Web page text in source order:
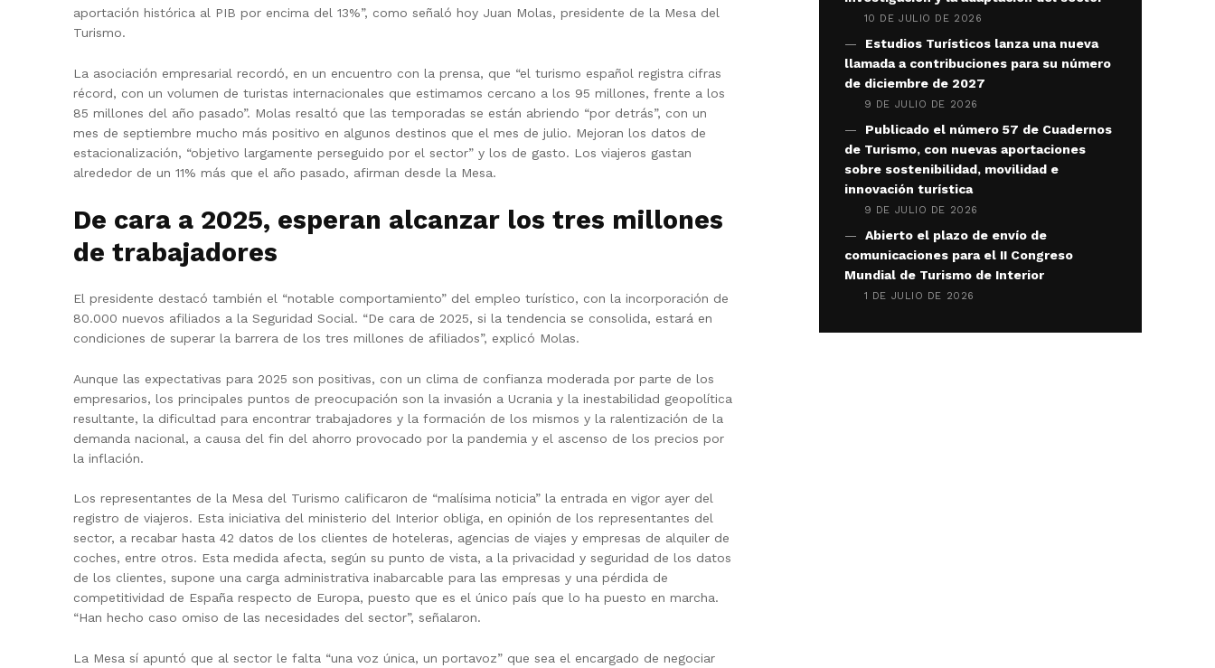
aportación histórica al PIB por encima del 13%”, como señaló hoy Juan Molas, presidente de la Mesa del
Turismo.
La asociación empresarial recordó, en un encuentro con la prensa, que “el turismo español registra cifras
récord, con un volumen de turistas internacionales que estimamos cercano a los 95 millones, frente a los
85 millones del año pasado”. Molas resaltó que las temporadas se están abriendo “por detrás”, con un
mes de septiembre mucho más positivo en algunos destinos que el mes de julio. Mejoran los datos de
estacionalización, “objetivo largamente perseguido por el sector” y los de gasto. Los viajeros gastan
alrededor de un 11% más que el año pasado, afirman desde la Mesa.
De cara a 2025, esperan alcanzar los tres millones
de trabajadores
El presidente destacó también el “notable comportamiento” del empleo turístico, con la incorporación de
80.000 nuevos afiliados a la Seguridad Social. “De cara de 2025, si la tendencia se consolida, estará en
condiciones de superar la barrera de los tres millones de afiliados”, explicó Molas.
Aunque las expectativas para 2025 son positivas, con un clima de confianza moderada por parte de los
empresarios, los principales puntos de preocupación son la invasión a Ucrania y la inestabilidad geopolítica
resultante, la dificultad para encontrar trabajadores y la formación de los mismos y la ralentización de la
demanda nacional, a causa del fin del ahorro provocado por la pandemia y el ascenso de los precios por
la inflación.
Los representantes de la Mesa del Turismo calificaron de “malísima noticia” la entrada en vigor ayer del
registro de viajeros. Esta iniciativa del ministerio del Interior obliga, en opinión de los representantes del
sector, a recabar hasta 42 datos de los clientes de hoteleras, agencias de viajes y empresas de alquiler de
coches, entre otros. Esta medida afecta, según su punto de vista, a la privacidad y seguridad de los datos
de los clientes, supone una carga administrativa inabarcable para las empresas y una pérdida de
competitividad de España respecto de Europa, puesto que es el único país que lo ha puesto en marcha.
“Han hecho caso omiso de las necesidades del sector”, señalaron.
La Mesa sí apuntó que al sector le falta “una voz única, un portavoz” que sea el encargado de negociar
10 DE JULIO DE 2026
Estudios Turísticos lanza una nueva
llamada a contribuciones para su número
de diciembre de 2027
9 DE JULIO DE 2026
Publicado el número 57 de Cuadernos
de Turismo, con nuevas aportaciones
sobre sostenibilidad, movilidad e
innovación turística
9 DE JULIO DE 2026
Abierto el plazo de envío de
comunicaciones para el II Congreso
Mundial de Turismo de Interior
1 DE JULIO DE 2026